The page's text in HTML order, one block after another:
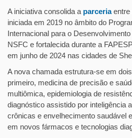
A iniciativa consolida a parceriaentre
iniciada em 2019 no âmbito do
Internacional para o
NSFC e fortalecida durante a
em junho de 2024 nas cidades de
A nova chamada estrutura-se em
primeiro, medicina de precisão e
multiômica, epidemiologia de
diagnóstico assistido por inteligência
crônicas e envelhecimento saudável
em novos fármacos e tecnologias